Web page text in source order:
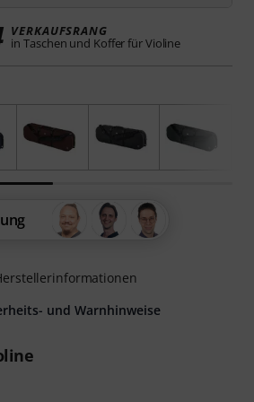
VERKAUFSRANG
in Taschen und Koffer für Violine
und Warnhinweise